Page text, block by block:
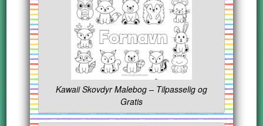
Kawaii Skovdyr Malebog – Tilpasselig og
Gratis